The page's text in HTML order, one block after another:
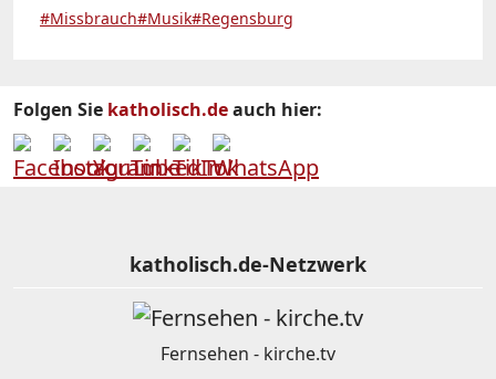
#Missbrauch#Musik#Regensburg
Folgen Sie katholisch.deauch hier:
katholisch.de-Netzwerk
Fernsehen - kirche.tv